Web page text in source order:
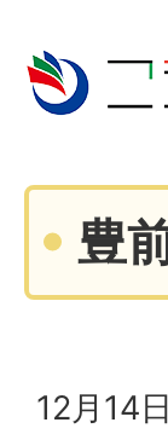
豊
12月14